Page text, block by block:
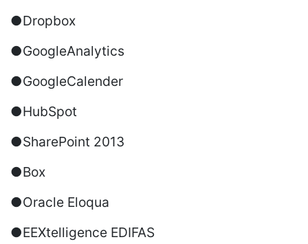
●Dropbox
●GoogleAnalytics
●GoogleCalender
●HubSpot
●SharePoint 2013
●Box
●Oracle Eloqua
●EEXtelligence EDIFAS